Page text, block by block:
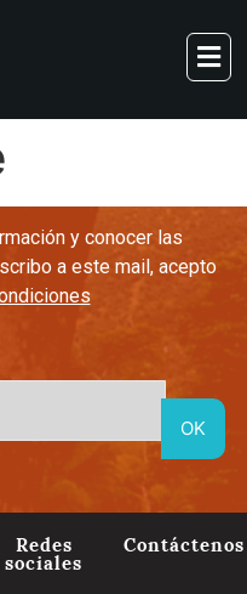
y conocer las
a este mail, acepto
Redes
sociales
Contáctenos